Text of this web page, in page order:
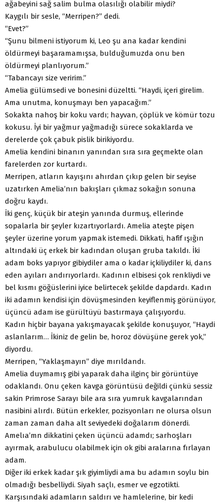
ağabeyini sağ salim bulma olasılığı olabilir miydi?
Kaygılı bir sesle, “Merripen?” dedi.
“Evet?”
“Şunu bilmeni istiyorum ki, Leo şu ana kadar kendini
öldürmeyi başaramamışsa, bulduğumuzda onu ben
öldürmeyi planlıyorum.”
“Tabancayı size veririm.”
Amelia gülümsedi ve bonesini düzeltti. “Haydi, içeri girelim.
Ama unutma, konuşmayı ben yapacağım.”
Sokakta nahoş bir koku vardı; hayvan, çöplük ve kömür tozu
kokusu. İyi bir yağmur yağmadığı sürece sokaklarda ve
derelerde çok çabuk pislik birikiyordu.
Amelia kendini binanın yanından sıra sıra geçmekte olan
farelerden zor kurtardı.
Merripen, atların kayışını ahırdan çıkıp gelen bir seyise
uzatırken Amelia’nın bakışları çıkmaz sokağın sonuna
doğru kaydı.
İki genç, küçük bir ateşin yanında durmuş, ellerinde
sopalarla bir şeyler kızartıyorlardı. Amelia ateşte pişen
şeyler üzerine yorum yapmak istemedi. Dikkati, hafif ışığın
altındaki üç erkek bir kadından oluşan gruba takıldı. İki
adam boks yapıyor gibiydiler ama o kadar içkiliydiler ki, dans
eden ayıları andırıyorlardı. Kadının elbisesi çok renkliydi ve
bel kısmı göğüslerini iyice belirtecek şekilde dapdardı. Kadın
iki adamın kendisi için dövüşmesinden keyiflenmiş görünüyor,
üçüncü adam ise gürültüyü bastırmaya çalışıyordu.
Kadın hiçbir bayana yakışmayacak şekilde konuşuyor, “Haydi
aslanlarım… İkiniz de gelin be, horoz dövüşüne gerek yok,”
diyordu.
Merripen, “Yaklaşmayın” diye mırıldandı.
Amelia duymamış gibi yaparak daha ilginç bir görüntüye
odaklandı. Onu çeken kavga görüntüsü değildi çünkü sessiz
sakin Primrose Sarayı bile ara sıra yumruk kavgalarından
nasibini alırdı. Bütün erkekler, pozisyonları ne olursa olsun
zaman zaman daha alt seviyedeki doğalarım dönerdi.
Amelıa’mn dikkatini çeken üçüncü adamdı; sarhoşları
ayırmak, arabulucu olabilmek için ok gibi aralarına fırlayan
adam.
Diğer iki erkek kadar şık giyimliydi ama bu adamın soylu bin
olmadığı besbelliydi. Siyah saçlı, esmer ve egzotikti.
Karşısındaki adamların saldırı ve hamlelerine, bir kedi